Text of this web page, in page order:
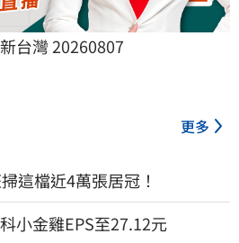
台灣 20260807
更多
這檔近4萬張居冠！
小金雞EPS至27.12元